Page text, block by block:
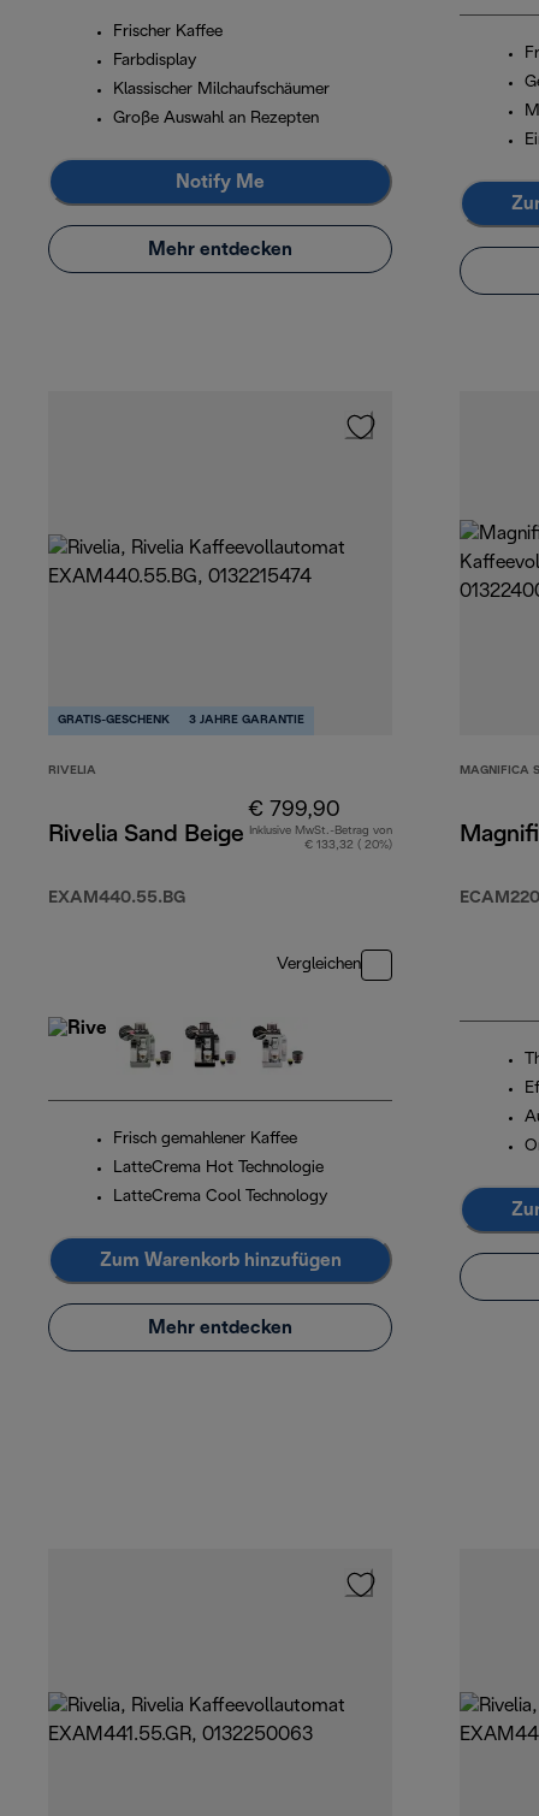
Frischer Kaffee
Farbdisplay
Klassischer Milchaufschäumer
Große Auswahl an Rezepten
Notify Me
Mehr entdecken
GRATIS-GESCHENK 3 JAHRE GARANTIE
RIVELIA
Rivelia Sand Beige
EXAM440.55.BG
€ 799,90
Inklusive MwSt.-Betrag von
€ 133,32 ( 20%)
Vergleichen
Frisch gemahlener Kaffee
LatteCrema Hot Technologie
LatteCrema Cool Technology
Zum Warenkorb hinzufügen
Mehr entdecken
MAGNIFICA